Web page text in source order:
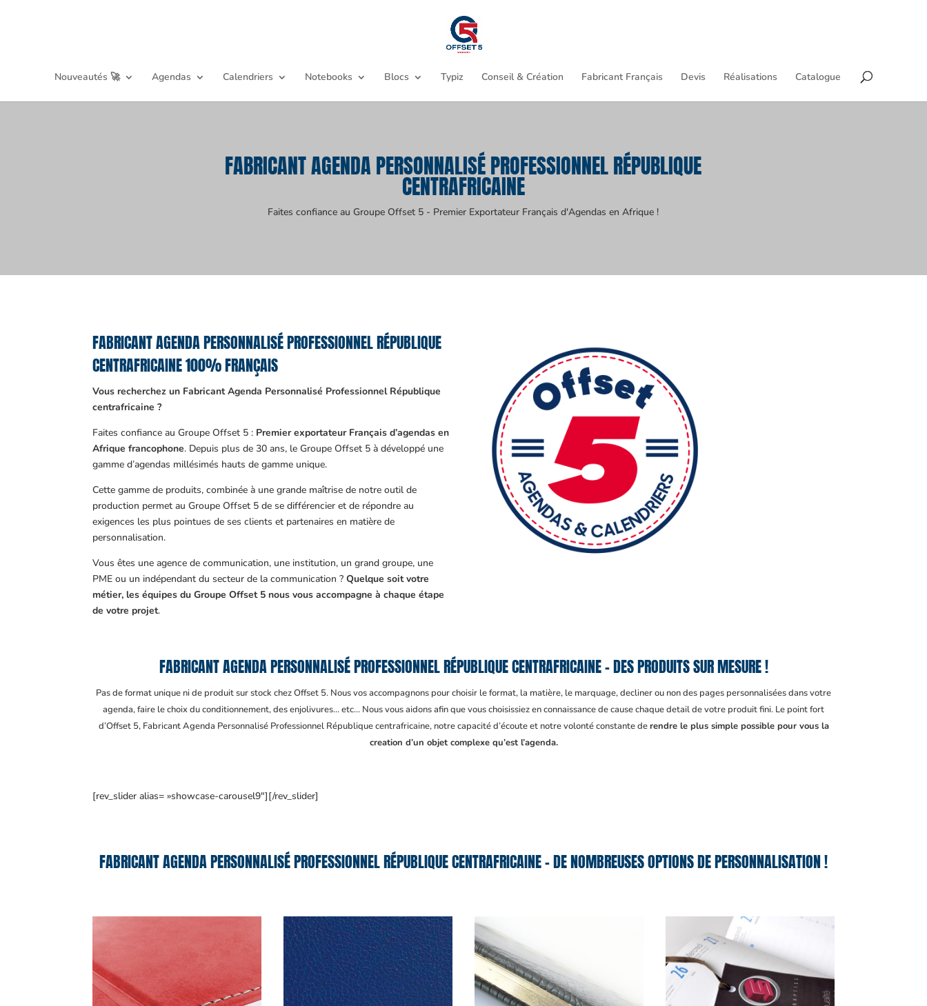
Nouveautés 🚀 Agendas Calendriers Notebooks Blocs Typiz Conseil & Création Fabricant Français Devis Réalisations Catalogue
FABRICANT AGENDA PERSONNALISÉ PROFESSIONNEL RÉPUBLIQUE
CENTRAFRICAINE
Faites confiance au Groupe Offset 5 - Premier Exportateur Français d'Agendas en Afrique !
FABRICANT AGENDA PERSONNALISÉ PROFESSIONNEL RÉPUBLIQUE
CENTRAFRICAINE 100% FRANÇAIS
Vous recherchez un Fabricant Agenda Personnalisé Professionnel République
centrafricaine ?
Faites confiance au Groupe Offset 5 : Premier exportateur Français d’agendas en
Afrique francophone. Depuis plus de 30 ans, le Groupe Offset 5 à développé une
gamme d’agendas millésimés hauts de gamme unique.
Cette gamme de produits, combinée à une grande maîtrise de notre outil de
production permet au Groupe Offset 5 de se différencier et de répondre au
exigences les plus pointues de ses clients et partenaires en matière de
personnalisation.
Vous êtes une agence de communication, une institution, un grand groupe, une
PME ou un indépendant du secteur de la communication ?Quelque soit votre
métier, les équipes du Groupe Offset 5 nous vous accompagne à chaque étape
de votre projet.
FABRICANT AGENDA PERSONNALISÉ PROFESSIONNEL RÉPUBLIQUE CENTRAFRICAINE – DES PRODUITS SUR MESURE !
Pas de format unique ni de produit sur stock chez Offset 5. Nous vos accompagnons pour choisir le format, la matière, le marquage, decliner ou non des pages personnalisées dans votre
agenda, faire le choix du conditionnement, des enjolivures… etc… Nous vous aidons afin que vous choisissiez en connaissance de cause chaque detail de votre produit fini. Le point fort
d’Offset 5, Fabricant Agenda Personnalisé Professionnel République centrafricaine, notre capacité d’écoute et notre volonté constante derendre le plus simple possible pour vous la
creation d’un objet complexe qu’est l’agenda.
[rev_slider alias= »showcase-carousel9″][/rev_slider]
FABRICANT AGENDA PERSONNALISÉ PROFESSIONNEL RÉPUBLIQUE CENTRAFRICAINE – DE NOMBREUSES OPTIONS DE PERSONNALISATION !